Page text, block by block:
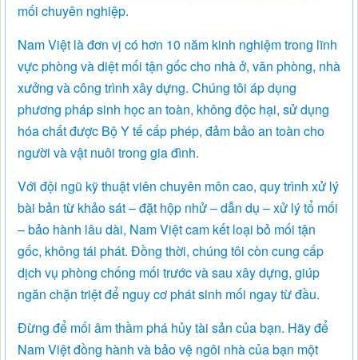
mối chuyên nghiệp.
Nam Việt là đơn vị có hơn 10 năm kinh nghiệm trong lĩnh
vực phòng và diệt mối tận gốc cho nhà ở, văn phòng, nhà
xưởng và công trình xây dựng. Chúng tôi áp dụng
phương pháp sinh học an toàn, không độc hại, sử dụng
hóa chất được Bộ Y tế cấp phép, đảm bảo an toàn cho
người và vật nuôi trong gia đình.
Với đội ngũ kỹ thuật viên chuyên môn cao, quy trình xử lý
bài bản từ khảo sát – đặt hộp nhử – dẫn dụ – xử lý tổ mối
– bảo hành lâu dài, Nam Việt cam kết loại bỏ mối tận
gốc, không tái phát. Đồng thời, chúng tôi còn cung cấp
dịch vụ phòng chống mối trước và sau xây dựng, giúp
ngăn chặn triệt để nguy cơ phát sinh mối ngay từ đầu.
Đừng để mối âm thầm phá hủy tài sản của bạn. Hãy để
Nam Việt đồng hành và bảo vệ ngôi nhà của bạn một